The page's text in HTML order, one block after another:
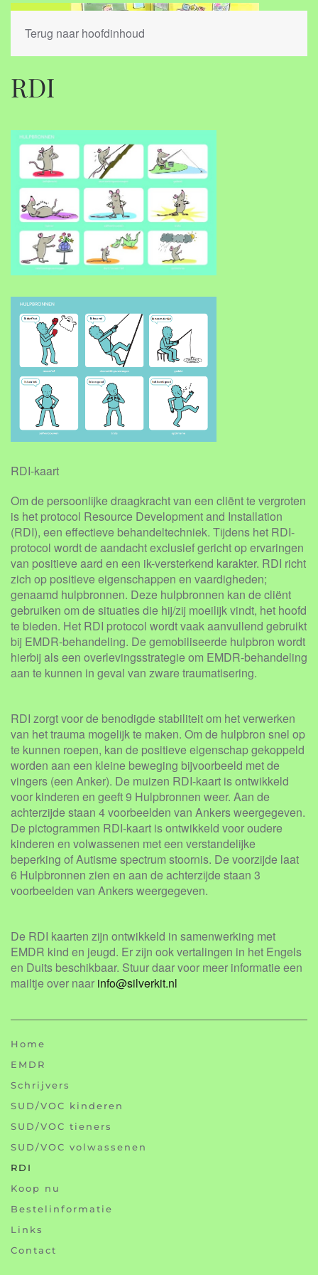
Terug naar hoofdinhoud
RDI
RDI-kaart
Om de persoonlijke draagkracht van een cliënt te vergroten
is het protocol Resource Development and Installation
(RDI), een effectieve behandeltechniek. Tijdens het RDI-
protocol wordt de aandacht exclusief gericht op ervaringen
van positieve aard en een ik-versterkend karakter. RDI richt
zich op positieve eigenschappen en vaardigheden;
genaamd hulpbronnen. Deze hulpbronnen kan de cliënt
gebruiken om de situaties die hij/zij moeilijk vindt, het hoofd
te bieden. Het RDI protocol wordt vaak aanvullend gebruikt
bij EMDR-behandeling. De gemobiliseerde hulpbron wordt
hierbij als een overlevingsstrategie om EMDR-behandeling
aan te kunnen in geval van zware traumatisering.
RDI zorgt voor de benodigde stabiliteit om het verwerken
van het trauma mogelijk te maken. Om de hulpbron snel op
te kunnen roepen, kan de positieve eigenschap gekoppeld
worden aan een kleine beweging bijvoorbeeld met de
vingers (een Anker). De muizen RDI-kaart is ontwikkeld
voor kinderen en geeft 9 Hulpbronnen weer. Aan de
achterzijde staan 4 voorbeelden van Ankers weergegeven.
De pictogrammen RDI-kaart is ontwikkeld voor oudere
kinderen en volwassenen met een verstandelijke
beperking of Autisme spectrum stoornis. De voorzijde laat
6 Hulpbronnen zien en aan de achterzijde staan 3
voorbeelden van Ankers weergegeven.
De RDI kaarten zijn ontwikkeld in samenwerking met
EMDR kind en jeugd. Er zijn ook vertalingen in het Engels
en Duits beschikbaar. Stuur daar voor meer informatie een
mailtje over naar info@silverkit.nl
Home
EMDR
Schrijvers
SUD/VOC kinderen
SUD/VOC tieners
SUD/VOC volwassenen
RDI
Koop nu
Bestelinformatie
Links
Contact